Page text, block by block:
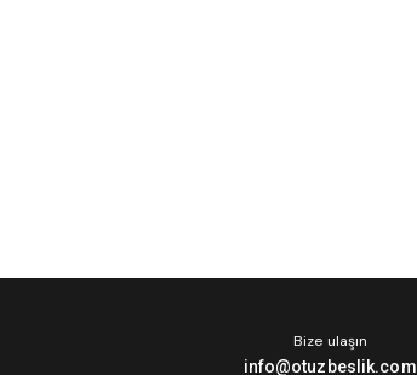
Bize ulaşın
info@otuzbeslik.com